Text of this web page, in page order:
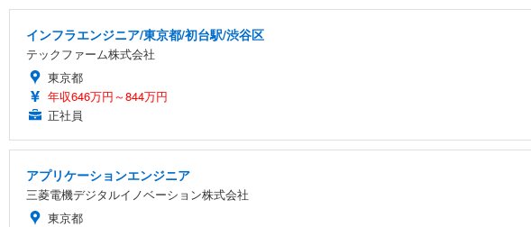
インフラエンジニア/東京都/初台駅/渋谷区
テックファーム株式会社
東京都
年収646万円～844万円
正社員
アプリケーションエンジニア
三菱電機デジタルイノベーション株式会社
東京都